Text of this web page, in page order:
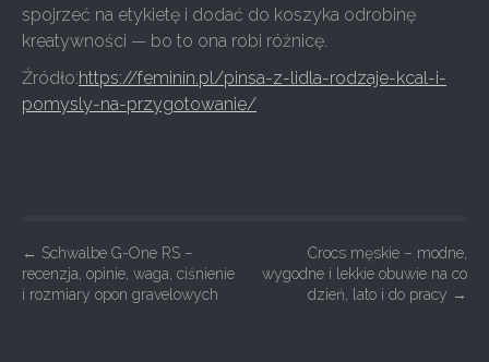
spojrzeć na etykietę i dodać do koszyka odrobinę
kreatywności — bo to ona robi różnicę.
Źródło:https://feminin.pl/pinsa-z-lidla-rodzaje-kcal-i-
pomysly-na-przygotowanie/
P
o
← Schwalbe G-One RS –
recenzja, opinie, waga, ciśnienie
i rozmiary opon gravelowych
Crocs męskie – modne,
wygodne i lekkie obuwie na co
dzień, lato i do pracy →